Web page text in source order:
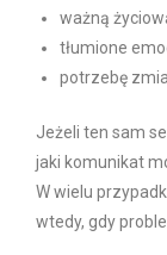
ważną
tłumione
potrzebę
Jeżeli ten sam
jaki komunikat
W wielu
wtedy, gdy